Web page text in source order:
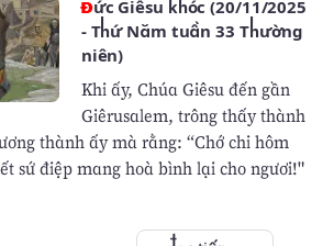
Đức Giêsu khóc (20/11/2025
- Thứ Năm tuần 33 Thường
niên)
Khi ấy, Chúa Giêsu đến gần
Giêrusalem, trông thấy thành
thành ấy mà rằng: “Chớ chi hôm
sứ điệp mang hoà bình lại cho ngươi!"